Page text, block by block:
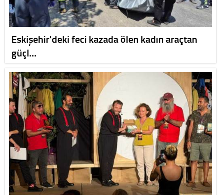
Eskişehir'deki feci kazada ölen kadın araçtan
güçl…